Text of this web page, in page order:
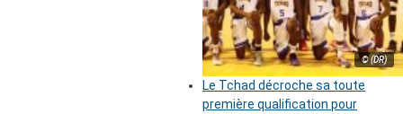
© (DR)
Le Tchad décroche sa toute
première qualification pour